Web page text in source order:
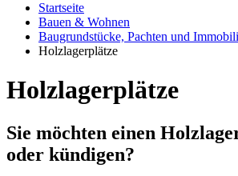
Startseite
Bauen & Wohnen
Baugrundstücke, Pachten und
Holzlagerplätze
Holzlagerplätze
Sie möchten einen
oder kündigen?